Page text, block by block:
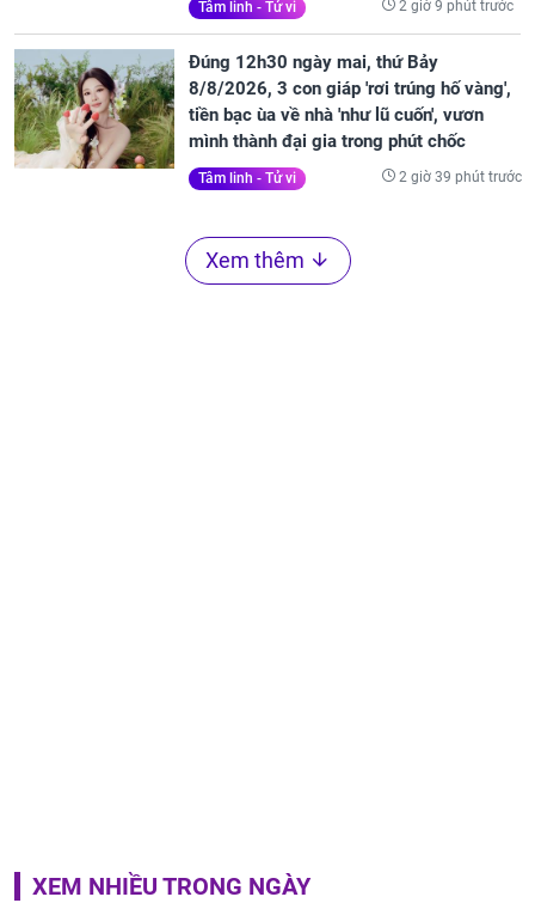
Tâm linh - Tử vi 2 giờ 9 phút trước
Đúng 12h30 ngày mai, thứ Bảy
8/8/2026, 3 con giáp 'rơi trúng hố vàng',
tiền bạc ùa về nhà 'như lũ cuốn', vươn
mình thành đại gia trong phút chốc
Tâm linh - Tử vi 2 giờ 39 phút trước
Xem thêm
XEM NHIỀU TRONG NGÀY